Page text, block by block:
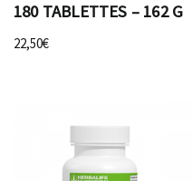
180 TABLETTES – 162 G
22,50€